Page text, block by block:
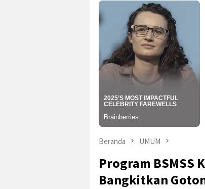
Beranda UMUM
Program BSMSS
Bangkitkan